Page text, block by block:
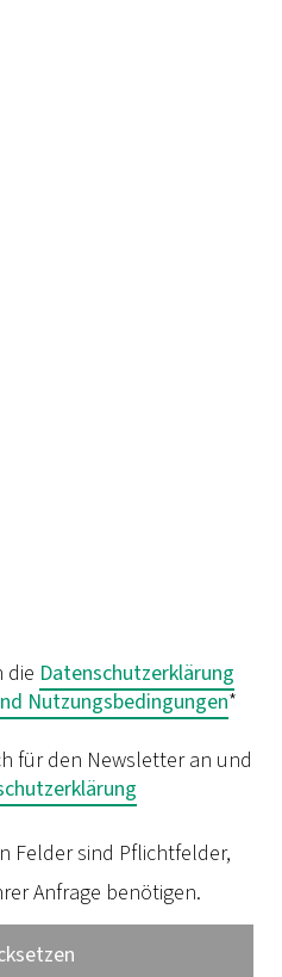
die Datenschutzerklärung
Nutzungsbedingungen*
für den Newsletter an und
Felder sind Pflichtfelder,
Anfrage benötigen.